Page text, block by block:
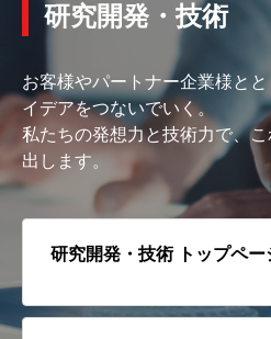
研究開発・技術
お客様やパートナー企業様と
イデアをつないでいく。
私たちの発想力と技術力で、
出します。
研究開発・技術 トップペー